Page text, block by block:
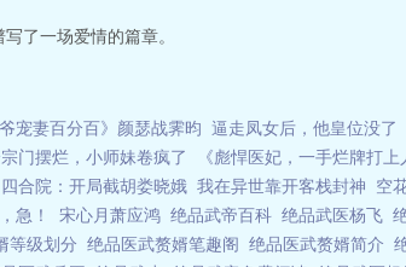
了一场爱情的篇章。
宠妻百分百》颜瑟战霁昀 逼走凤女后，他皇位没了
门摆烂，小师妹卷疯了 《彪悍医妃，一手烂牌打上
四合院：开局截胡娄晓娥 我在异世靠开客栈封神 空
急！ 宋心月萧应鸿 绝品武帝百科 绝品武医杨飞
等级划分 绝品医武赘婿笔趣阁 绝品医武赘婿简介